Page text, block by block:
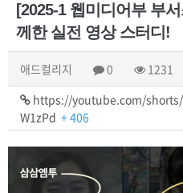
[2025-1 웹미디어부 부
께한 실전 영상 스터디!
애드컬리지 0 1231
https://youtube.com/shorts/
W1zPd + 406